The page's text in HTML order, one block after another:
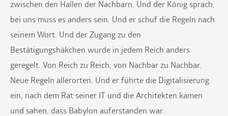
zwischen den Hallen der Nachbarn. Und der König sprach,
bei uns muss es anders sein. Und er schuf die Regeln nach
seinem Wort. Und der Zugang zu den
Bestätigungshäkchen wurde in jedem Reich anders
geregelt. Von Reich zu Reich, von Nachbar zu Nachbar.
Neue Regeln allerorten. Und er führte die Digitalisierung
ein, nach dem Rat seiner IT und die Architekten kamen
und sahen, dass Babylon auferstanden war.